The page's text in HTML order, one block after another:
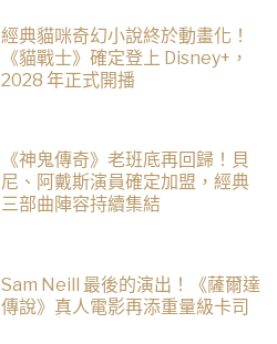
經典貓咪奇幻小說終於動畫化！
《貓戰士》確定登上 Disney+，
2028 年正式開播
《神鬼傳奇》老班底再回歸！貝
尼、阿戴斯演員確定加盟，經典
三部曲陣容持續集結
Sam Neill 最後的演出！《薩爾達
傳說》真人電影再添重量級卡司